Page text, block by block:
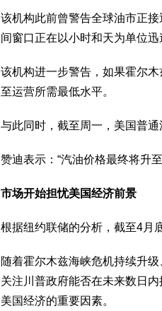
该机构此前曾警告全球油市正
间窗口正在以小时和天为单位迅
该机构进一步警告，如果霍尔
至运营所需最低水平。
与此同时，截至周一，美国普
赞迪表示：“汽油价格最终将升
市场开始担忧美国经济前景
根据纽约联储的分析，截至4月
随着霍尔木兹海峡危机持续升
关注川普政府能否在未来数日
美国经济的重要因素。